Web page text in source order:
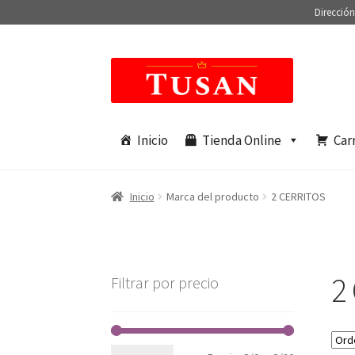
navegación
contenido
Inicio Tienda Online
Inicio Marca del producto 2 CERRITOS
2
Filtrar por precio